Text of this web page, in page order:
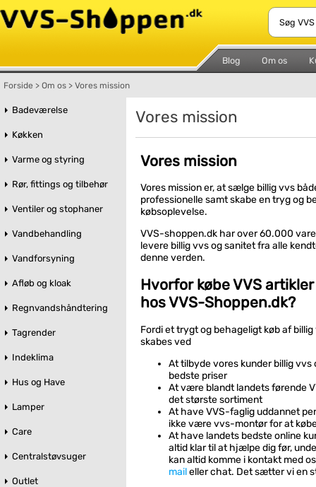
Blog Om os
Forside > Om os > Vores mission
Badeværelse
Køkken
Varme og styring
Rør, fittings og tilbehør
Ventiler og stophaner
Vandbehandling
Vandforsyning
Afløb og kloak
Regnvandshåndtering
Tagrender
Indeklima
Hus og Have
Lamper
Care
Centralstøvsuger
Outlet
Vores mission
Vores mission
Vores mission er, at sælge billig vvs
professionelle samt skabe en tryg og
købsoplevelse.
VVS-shoppen.dk har over 60.000
levere billig vvs og sanitet fra alle
denne verden.
Hvorfor købe VVS
hos VVS-Shoppen.dk?
Fordi et trygt og behageligt køb af
skabes ved
At tilbyde vores kunder billig vvs
bedste priser
At være blandt landets førende
det største sortiment
At have VVS-faglig uddannet
ikke være vvs-montør for at
At have landets bedste online
altid klar til at hjælpe dig før,
kan altid komme i kontakt med
maileller chat. Det sætter vi en